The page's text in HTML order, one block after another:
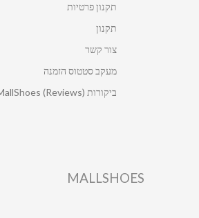
תקנון פרטיות
תקנון
צור קשר
מעקב סטטוס הזמנה
ביקורות MallShoes (Reviews)
MALLSHOES